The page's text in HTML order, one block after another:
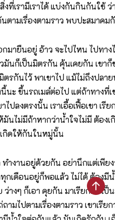
ที่เรามีเราได้ แบ่งกันกินกันใช้
ตามเรื่องตามราว พบปะสมาคม
ายืนอยู่ อ้าว จะไปไหน ไปทาง
นก็เป็นมิตรกัน คุ้นเคยกัน เขาก็
รกันไว้ พาเขาไป แม้ไม่ถึงปลาย
นะ ขึ้นรถเมล์ต่อไป แต่ถ้าทางที่เ
ปลงตรงนั้น เราเอื้อเฟื้อเขา เรีย
นไม่มีถ้าหากว่าน้ำใจไม่มี ต้องเ
กิดให้กันในหมู่นั้น
ำงานอยู่ด้วยกัน อย่านึกแต่เพียง
ทุกเดือนอยู่ก็พอแล้ว ไม่ได้ ต้องมี
งๆ ก็เอา คุยกัน มาเรียกมา เป็
มไปตามเรื่องตามราว เขาเรีย